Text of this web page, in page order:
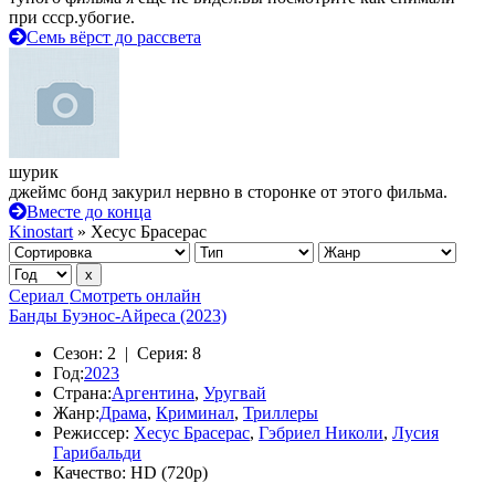
при ссср.убогие.
Семь вёрст до рассвета
шурик
джеймс бонд закурил нервно в сторонке от этого фильма.
Вместе до конца
Kinostart » Хесус Брасерас
Сериал Смотреть онлайн
Банды Буэнос-Айреса (2023)
Сезон: 2 | Серия: 8
Год:2023
Страна:Аргентина, Уругвай
Жанр:Драма, Криминал, Триллеры
Режиссер: Хесус Брасерас, Гэбриел Николи, Лусия
Гарибальди
Качество: HD (720p)